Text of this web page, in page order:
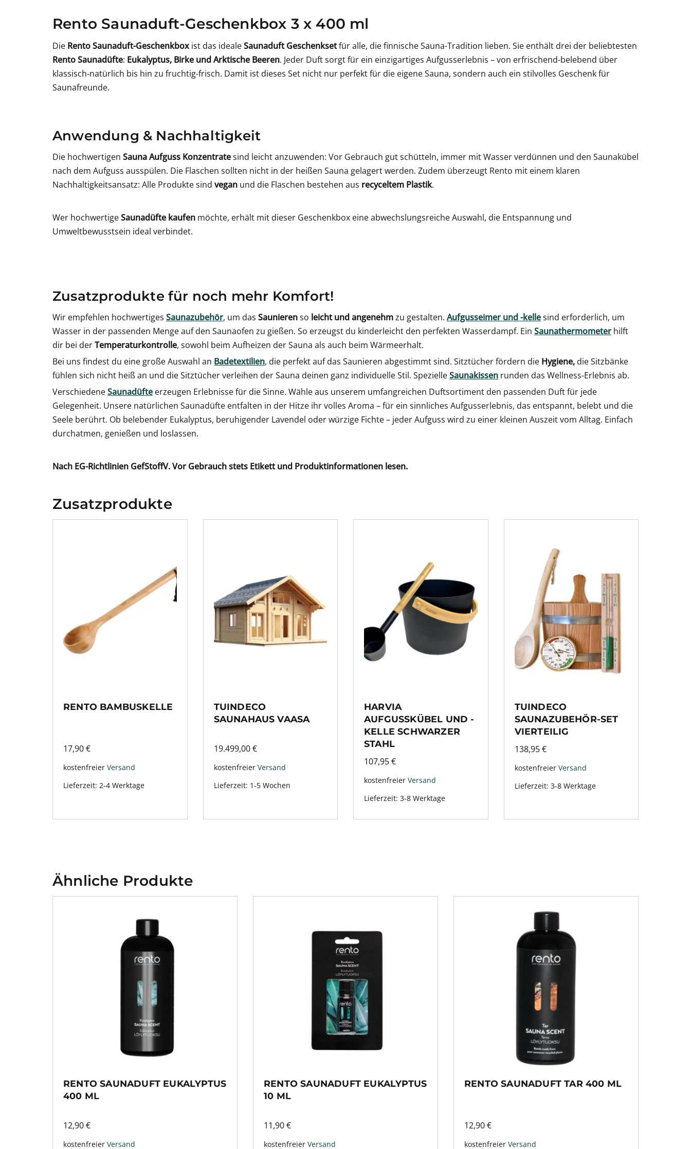
Rento Saunaduft-Geschenkbox 3 x 400 ml
Die Rento Saunaduft-Geschenkbox ist das idealeSaunaduft Geschenksetfür alle, die finnische Sauna-Tradition lieben. Sie enthält drei der beliebtesten
Rento Saunadüfte: Eukalyptus, Birke und Arktische Beeren. Jeder Duft sorgt für ein einzigartiges Aufgusserlebnis – von erfrischend-belebend über
klassisch-natürlich bis hin zu fruchtig-frisch. Damit ist dieses Set nicht nur perfekt für die eigene Sauna, sondern auch ein stilvolles Geschenk für
Saunafreunde.
Anwendung & Nachhaltigkeit
Die hochwertigen Sauna Aufguss Konzentratesind leicht anzuwenden: Vor Gebrauch gut schütteln, immer mit Wasser verdünnen und den Saunakübel
nach dem Aufguss ausspülen. Die Flaschen sollten nicht in der heißen Sauna gelagert werden. Zudem überzeugt Rento mit einem klaren
Nachhaltigkeitsansatz: Alle Produkte sind vegan und die Flaschen bestehen aus recyceltem Plastik.
Wer hochwertigeSaunadüfte kaufen möchte, erhält mit dieser Geschenkbox eine abwechslungsreiche Auswahl, die Entspannung und
Umweltbewusstsein ideal verbindet.
Zusatzprodukte für noch mehr Komfort!
Wir empfehlen hochwertiges Saunazubehör, um das Saunierenso leicht und angenehmzu gestalten. Aufgusseimer und -kellesind erforderlich, um
Wasser in der passenden Menge auf den Saunaofen zu gießen. So erzeugst du kinderleicht den perfekten Wasserdampf. Ein Saunathermometer hilft
dir bei derTemperaturkontrolle, sowohl beim Aufheizen der Sauna als auch beim Wärmeerhalt.
Bei uns findest du eine große Auswahl an Badetextilien, die perfekt auf das Saunieren abgestimmt sind. Sitztücher fördern die Hygiene, die Sitzbänke
fühlen sich nicht heiß an und die Sitztücher verleihen der Sauna deinen ganz individuelle Stil. SpezielleSaunakissen runden das Wellness-Erlebnis ab.
VerschiedeneSaunadüfte erzeugen Erlebnisse für die Sinne. Wähle aus unserem umfangreichen Duftsortiment den passenden Duft für jede
Gelegenheit. Unsere natürlichen Saunadüfte entfalten in der Hitze ihr volles Aroma – für ein sinnliches Aufgusserlebnis, das entspannt, belebt und die
Seele berührt. Ob belebender Eukalyptus, beruhigender Lavendel oder würzige Fichte – jeder Aufguss wird zu einer kleinen Auszeit vom Alltag. Einfach
durchatmen, genießen und loslassen.
Nach EG-Richtlinien GefStoffV. Vor Gebrauch stets Etikett und Produktinformationen lesen.
Zusatzprodukte
RENTO BAMBUSKELLE
17,90€
kostenfreier Versand
Lieferzeit: 2-4 Werktage
TUINDECO
SAUNAHAUS VAASA
19.499,00€
kostenfreier Versand
Lieferzeit: 1-5 Wochen
HARVIA
AUFGUSSKÜBEL UND -
KELLE SCHWARZER
STAHL
107,95€
kostenfreier Versand
Lieferzeit: 3-8 Werktage
TUINDECO
SAUNAZUBEHÖR-SET
VIERTEILIG
138,95€
kostenfreier Versand
Lieferzeit: 3-8 Werktage
Ähnliche Produkte
RENTO SAUNADUFT EUKALYPTUS
400 ML
12,90€
kostenfreier Versand
RENTO SAUNADUFT EUKALYPTUS
10 ML
11,90€
kostenfreier Versand
RENTO SAUNADUFT TAR 400 ML
12,90€
kostenfreier Versand